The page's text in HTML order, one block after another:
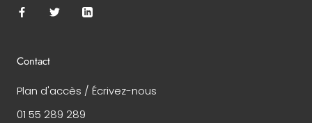
Contact
Plan d'accès / Écrivez-nous
01 55 289 289